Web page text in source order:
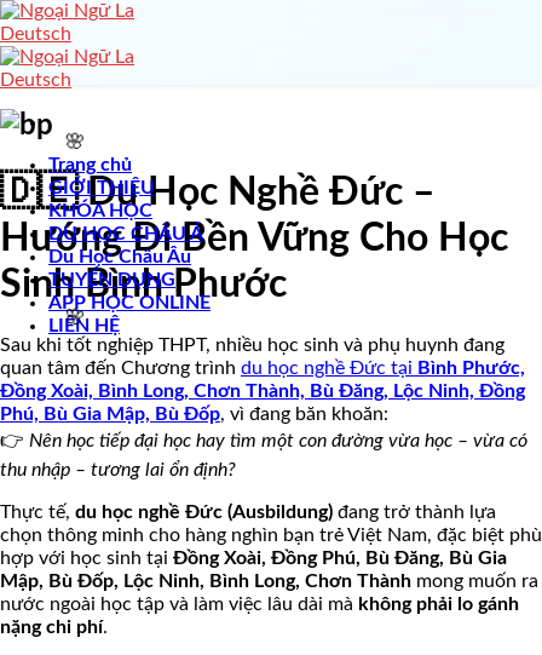
🌸
🌸
Skip
to
content
Trang chủ
GIỚI THIỆU
KHÓA HỌC
DU HỌC CHÂU Á
Du Học Châu Âu
TUYỂN DỤNG
APP HỌC ONLINE
LIÊN HỆ
🇩🇪 Du Học Nghề Đức –
Hướng Đi Bền Vững Cho Học
Sinh Bình Phước
Sau khi tốt nghiệp THPT, nhiều học sinh và phụ huynh đang
quan tâm đến Chương trình du học nghề Đức tại Bình Phước,
Đồng Xoài, Bình Long, Chơn Thành, Bù Đăng, Lộc Ninh, Đồng
Phú, Bù Gia Mập, Bù Đốp, vì đang băn khoăn:
👉 Nên học tiếp đại học hay tìm một con đường vừa học – vừa có
thu nhập – tương lai ổn định?
Thực tế, du học nghề Đức (Ausbildung) đang trở thành lựa
chọn thông minh cho hàng nghìn bạn trẻ Việt Nam, đặc biệt phù
hợp với học sinh tại Đồng Xoài, Đồng Phú, Bù Đăng, Bù Gia
Mập, Bù Đốp, Lộc Ninh, Bình Long, Chơn Thành mong muốn ra
nước ngoài học tập và làm việc lâu dài mà không phải lo gánh
nặng chi phí.